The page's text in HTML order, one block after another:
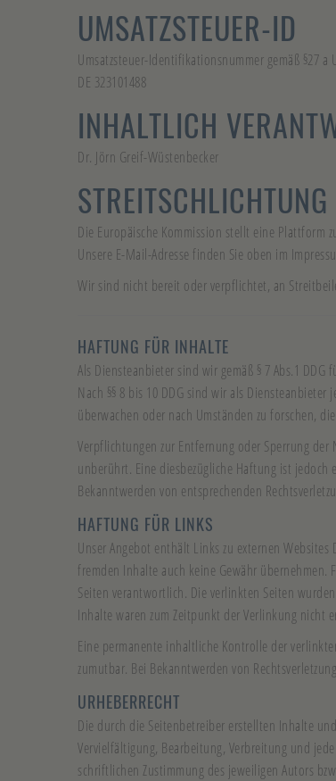
UMSATZSTEUER-ID
Umsatzsteuer-Identifikationsnummer gemäß §27 a
DE 323101488
INHALTLICH
Dr. Jörn Greif-Wüstenbecker
STREITSCHLICHTUNG
Die Europäische Kommission stellt eine Plattform
Unsere E-Mail-Adresse finden Sie oben im
Wir sind nicht bereit oder verpflichtet, an
HAFTUNG FÜR INHALTE
Als Diensteanbieter sind wir gemäß § 7 Abs.1
Nach §§ 8 bis 10 DDG sind wir als
überwachen oder nach Umständen zu forschen,
Verpflichtungen zur Entfernung oder Sperrung
unberührt. Eine diesbezügliche Haftung ist
Bekanntwerden von entsprechenden
HAFTUNG FÜR LINKS
Unser Angebot enthält Links zu externen
fremden Inhalte auch keine Gewähr
Seiten verantwortlich. Die verlinkten Seiten
Inhalte waren zum Zeitpunkt der Verlinkung nicht
Eine permanente inhaltliche Kontrolle der
zumutbar. Bei Bekanntwerden von
URHEBERRECHT
Die durch die Seitenbetreiber erstellten Inhalte
Vervielfältigung, Bearbeitung, Verbreitung und
schriftlichen Zustimmung des jeweiligen Autors